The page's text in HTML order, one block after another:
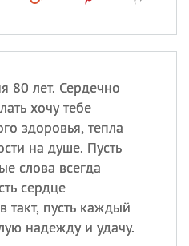
80 лет. Сердечно
хочу тебе
здоровья, тепла
на душе. Пусть
слова всегда
сердце
такт, пусть каждый
надежду и удачу.